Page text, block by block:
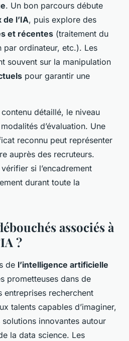
. Un bon parcours débute
l’IA, puis explore des
et récentes (traitement du
par ordinateur, etc.). Les
souvent sur la manipulation
pour garantir une
détaillé, le niveau
d’évaluation. Une
reconnu peut représenter
auprès des recruteurs.
si l’encadrement
durant toute la
associés à
?
de l’intelligence artificielle
prometteuses dans de
entreprises recherchent
talents capables d’imaginer,
innovantes autour
la data science. Les